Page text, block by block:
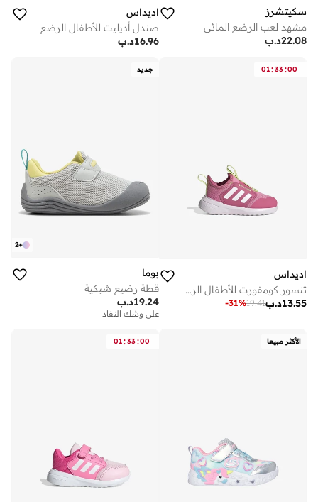
سكيتشرز
مشهد لعب الرضع المائي
د.ب22.08
اديداس
صندل أديليت للأطفال الرضع
د.ب16.96
01:33:00
اديداس
تنسور كومفورت للأطفال الرضع
د.ب13.55
19.41
-31%
جديد
+
2
بوما
قطة رضيع شبكية
د.ب19.24
على وشك النفاد
الأكثر مبيعا 01:33:00